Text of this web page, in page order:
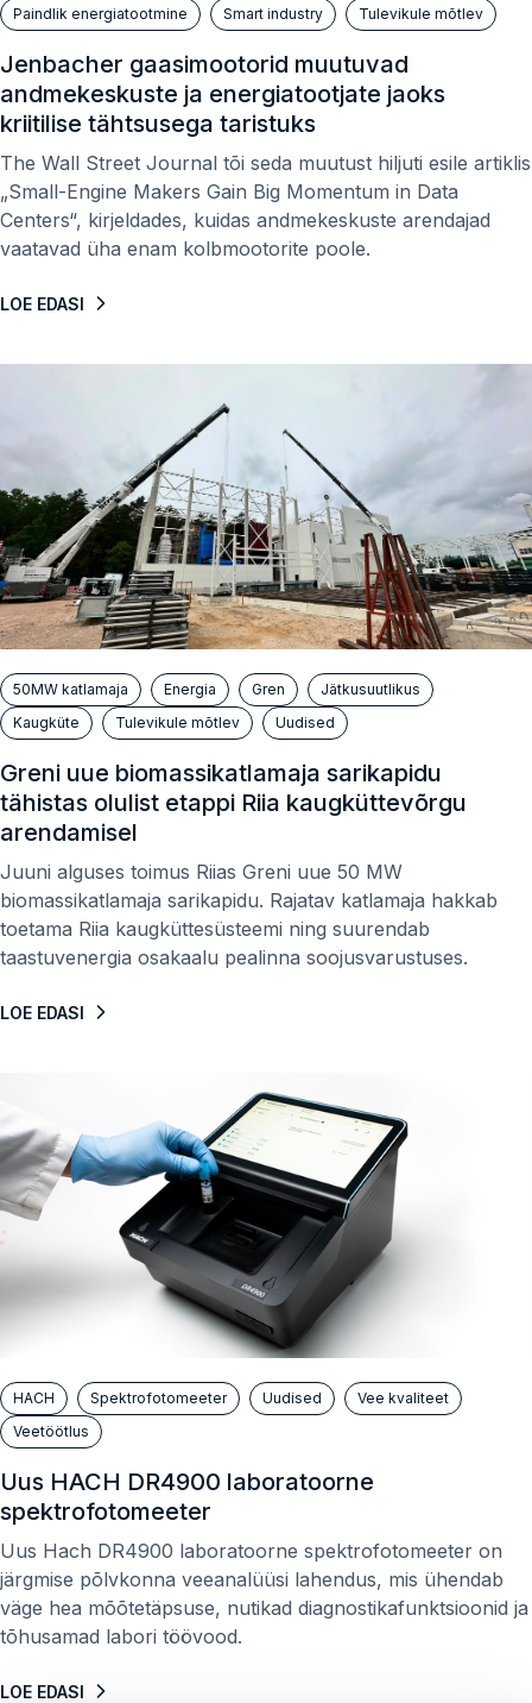
Paindlik energiatootmine Smart industry Tulevikule mõtlev
Jenbacher gaasimootorid muutuvad
andmekeskuste ja energiatootjate jaoks
kriitilise tähtsusega taristuks
The Wall Street Journal tõi seda muutust hiljuti esile artiklis
„Small-Engine Makers Gain Big Momentum in Data
Centers“, kirjeldades, kuidas andmekeskuste arendajad
vaatavad üha enam kolbmootorite poole.
LOE EDASI
50MW katlamaja Energia Gren
Jätkusuutlikus
Kaugküte
Tulevikule mõtlev Uudised
Greni uue biomassikatlamaja sarikapidu
tähistas olulist etappi Riia kaugküttevõrgu
arendamisel
Juuni alguses toimus Riias Greni uue 50 MW
biomassikatlamaja sarikapidu. Rajatav katlamaja hakkab
toetama Riia kaugküttesüsteemi ning suurendab
taastuvenergia osakaalu pealinna soojusvarustuses.
LOE EDASI
HACH Spektrofotomeeter Uudised
Vee kvaliteet
Veetöötlus
Uus HACH DR4900 laboratoorne
spektrofotomeeter
Uus Hach DR4900 laboratoorne spektrofotomeeter on
järgmise põlvkonna veeanalüüsi lahendus, mis ühendab
väge hea mõõtetäpsuse, nutikad diagnostikafunktsioonid ja
tõhusamad labori töövood.
LOE EDASI